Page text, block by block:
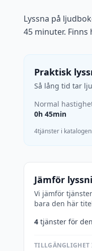
Lyssna på
45 minuter.
Praktisk
Så lång tid tar
Normal
0h 45min
4tjänster i katalogen
Jämför
Vi jämför
bara den här
4 tjänster för
TILLGÄNGLIGHET